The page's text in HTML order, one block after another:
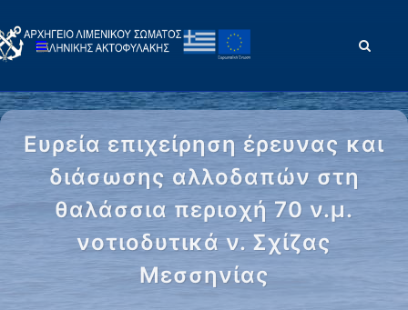
Ευρεία επιχείρηση έρευνας και
διάσωσης αλλοδαπών στη
θαλάσσια περιοχή 70 ν.μ.
νοτιοδυτικά ν. Σχίζας
Μεσσηνίας